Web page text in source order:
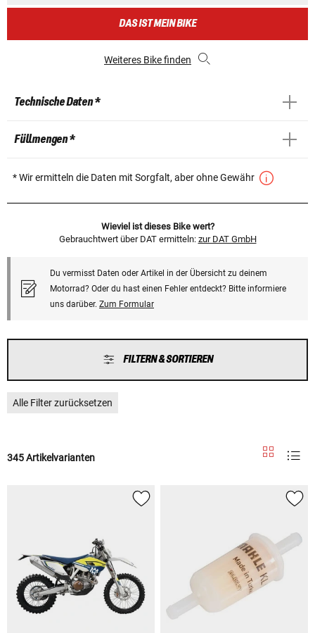
DAS IST MEIN BIKE
Weiteres Bike finden
Technische Daten *
Füllmengen *
* Wir ermitteln die Daten mit Sorgfalt, aber ohne Gewähr
Wieviel ist dieses Bike wert?
Gebrauchtwert über DAT ermitteln: zur DAT GmbH
Du vermisst Daten oder Artikel in der Übersicht zu deinem
Motorrad? Oder du hast einen Fehler entdeckt? Bitte informiere
uns darüber. Zum Formular
FILTERN & SORTIEREN
Alle Filter zurücksetzen
345 Artikelvarianten